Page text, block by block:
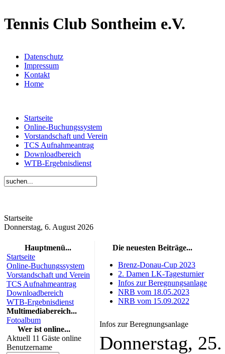
Tennis Club Sontheim e.V.
Datenschutz
Impressum
Kontakt
Home
Startseite
Online-Buchungssystem
Vorstandschaft und Verein
TCS Aufnahmeantrag
Downloadbereich
WTB-Ergebnisdienst
Startseite
Donnerstag, 6. August 2026
Hauptmenü...
Startseite
Online-Buchungssystem
Vorstandschaft und Verein
TCS Aufnahmeantrag
Downloadbereich
WTB-Ergebnisdienst
Multimediabereich...
Fotoalbum
Wer ist online...
Aktuell 11 Gäste online
Benutzername
Die neuesten Beiträge...
Brenz-Donau-Cup 2023
2. Damen LK-Tagesturnier
Infos zur Beregnungsanlage
NRB vom 18.05.2023
NRB vom 15.09.2022
Infos zur Beregnungsanlage
Donnerstag,